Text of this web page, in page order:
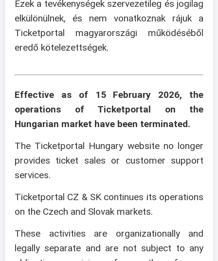
Ezek a tevékenységek szervezetileg és jogilag
elkülönülnek, és nem vonatkoznak rájuk a
Ticketportal magyarországi működéséből
eredő kötelezettségek.
Effective as of 15 February 2026, the
operations of Ticketportal on the
Hungarian market have been terminated.
The Ticketportal Hungary website no longer
provides ticket sales or customer support
services.
Ticketportal CZ & SK continues its operations
on the Czech and Slovak markets.
These activities are organizationally and
legally separate and are not subject to any